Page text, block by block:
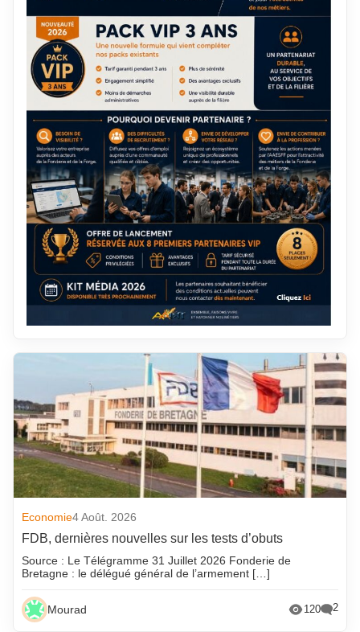
Economie4 Août. 2026
FDB, dernières nouvelles sur les tests d’obuts
Source : Le Télégramme 31 Juillet 2026 Fonderie de
Bretagne : le délégué général de l’armement […]
Mourad 120 2